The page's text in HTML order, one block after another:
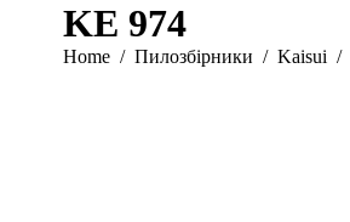
KE 974
You are here:
Home Пилозбірники Kaisui